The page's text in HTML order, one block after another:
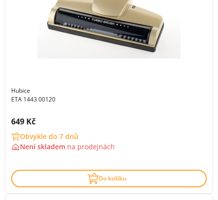
Hubice
ETA 1443 00120
Cena s DPH:
649 Kč
Obvykle do 7 dnů
Není skladem na prodejnách
Do košíku